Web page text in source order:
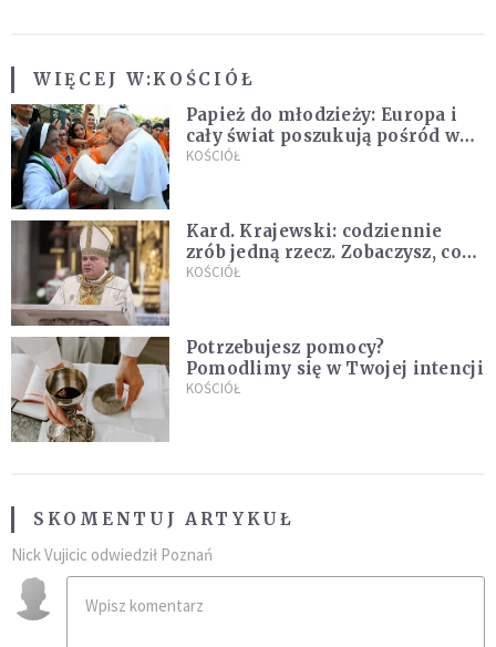
WIĘCEJ W:KOŚCIÓŁ
Papież do młodzieży: Europa i
cały świat poszukują pośród was
nowych świętych
KOŚCIÓŁ
Kard. Krajewski: codziennie
zrób jedną rzecz. Zobaczysz, co
stanie się z twoim życiem
KOŚCIÓŁ
Potrzebujesz pomocy?
Pomodlimy się w Twojej intencji
KOŚCIÓŁ
SKOMENTUJ ARTYKUŁ
Nick Vujicic odwiedził Poznań